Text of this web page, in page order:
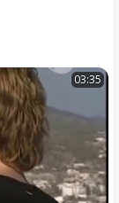
03:35